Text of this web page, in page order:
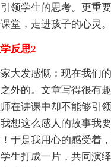
领学生的思考。更重
堂，走进孩子的心灵。
反思2
发感慨：现在我们的
外的。文章写得很有
在讲课中却不能够引
想这么感人的故事我
于是我用心的感受着
生打成一片，共同演